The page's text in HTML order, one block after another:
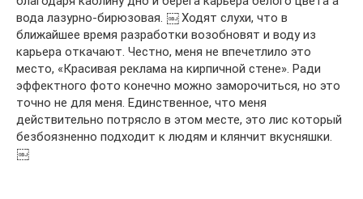
вода лазурно-бирюзовая. ￼ Ходят слухи, что в
ближайшее время разработки возобновят и воду из
карьера откачают. Честно, меня не впечетлило это
место, «Красивая реклама на кирпичной стене». Ради
эффектного фото конечно можно заморочиться, но это
точно не для меня. Единственное, что меня
действительно потрясло в этом месте, это лис который
безбоязненно подходит к людям и клянчит вкусняшки.
￼